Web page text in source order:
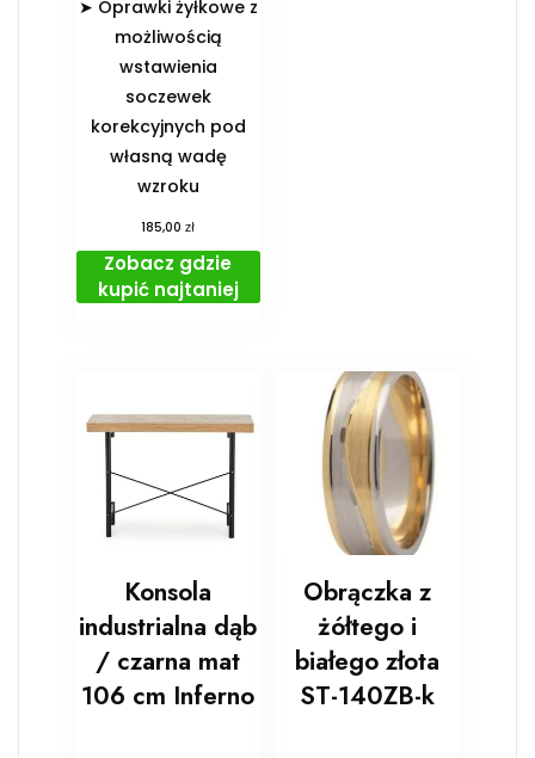
➤ Oprawki żyłkowe z
możliwością
wstawienia
soczewek
korekcyjnych pod
własną wadę
wzroku
185,00zł
Zobacz gdzie
kupić najtaniej
Konsola
industrialna dąb
/ czarna mat
106 cm Inferno
Obrączka z
żółtego i
białego złota
ST-140ZB-k